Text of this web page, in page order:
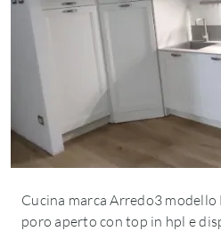
Cucina marca Arredo3
poro aperto con top in hpl e